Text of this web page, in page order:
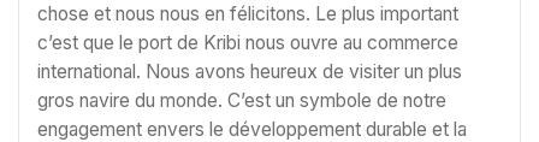
chose et nous nous en félicitons. Le plus important
c’est que le port de Kribi nous ouvre au commerce
international. Nous avons heureux de visiter un plus
gros navire du monde. C’est un symbole de notre
engagement envers le développement durable et la